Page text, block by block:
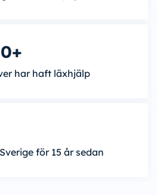
har haft läxhjälp
för 15 år sedan